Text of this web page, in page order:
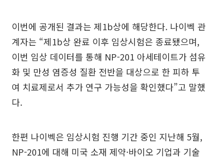
이번에 공개된 결과는 제1b상에 해당한다. 나이벡 관
계자는 “제1b상 완료 이후 임상시험은 종료됐으며,
이번 임상 데이터를 통해 NP-201 아세테이트가 섬유
화 및 만성 염증성 질환 전반을 대상으로 한 피하 투
여 치료제로서 추가 연구 가능성을 확인했다”고 말했
다.
한편 나이벡은 임상시험 진행 기간 중인 지난해 5월,
NP-201에 대해 미국 소재 제약·바이오 기업과 기술